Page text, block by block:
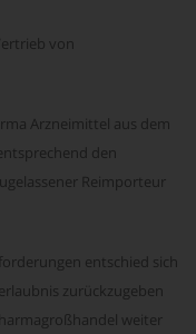
von
Arzneimittel aus dem
den
Reimporteur
entschied sich
zurückzugeben
weiter